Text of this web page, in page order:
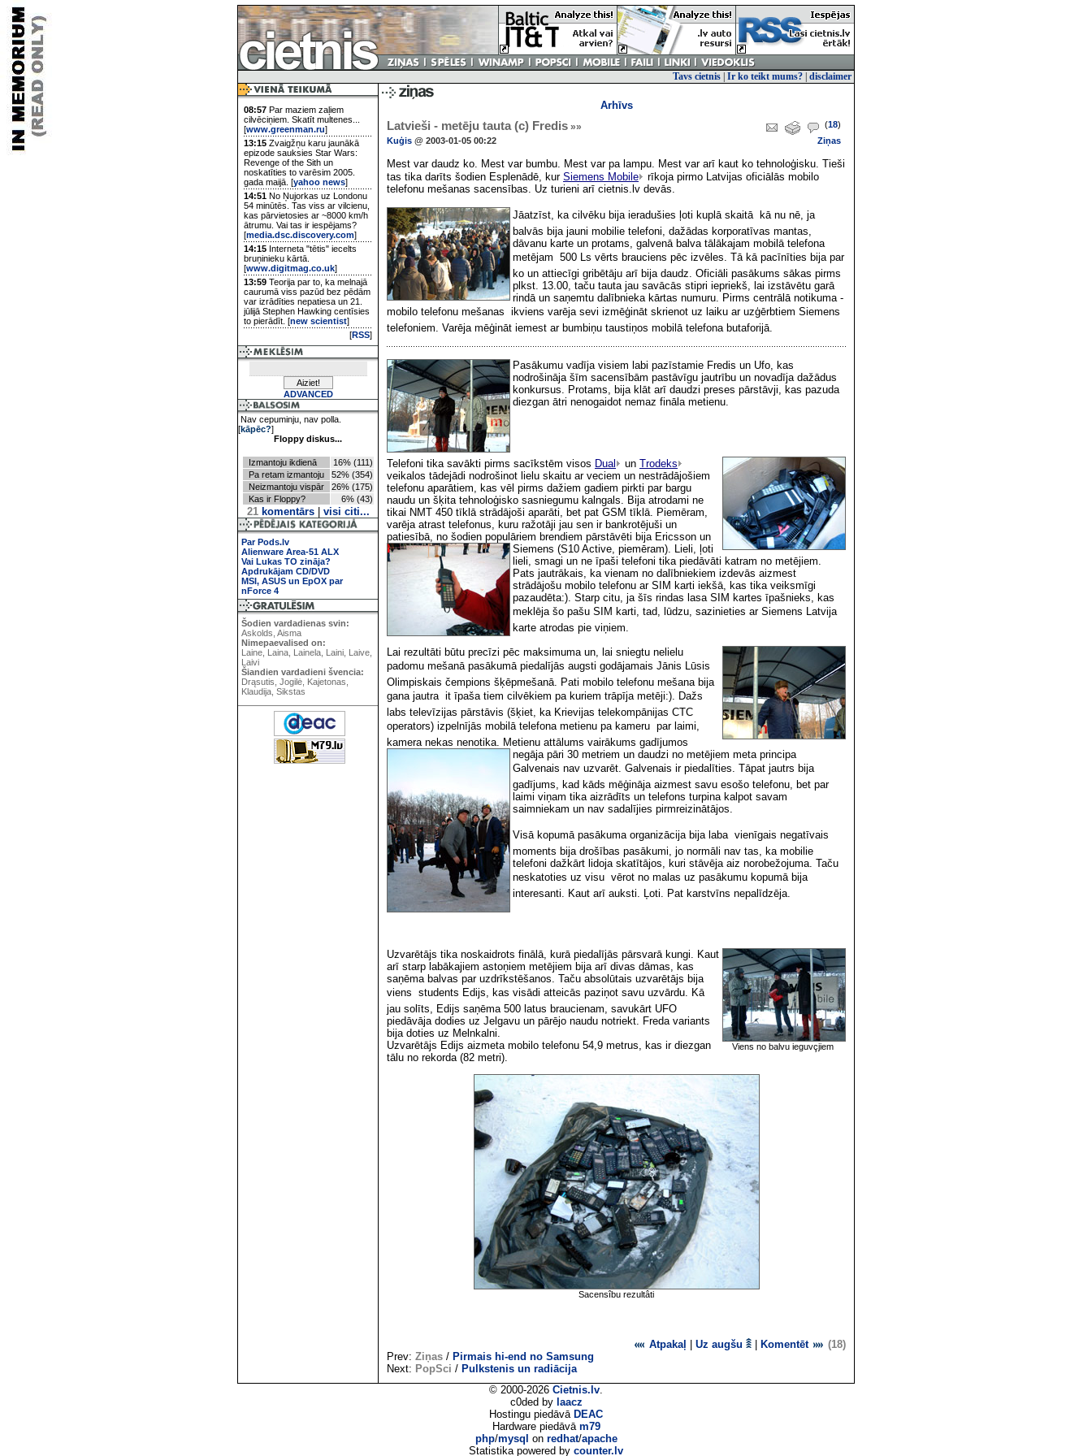
Tavs cietnis Ir ko teikt mums? disclaimer
08:57 Par maziem zaļiem
cilvēciņiem. Skatīt multenes...
[www.greenman.ru]
13:15 Zvaigžņu karu jaunākā
epizode sauksies Star Wars:
Revenge of the Sith un
noskatīties to varēsim 2005.
gada maijā. [yahoo news]
14:51 No Ņujorkas uz Londonu
54 minūtēs. Tas viss ar vilcienu,
kas pārvietosies ar ~8000 km/h
ātrumu. Vai tas ir iespējams?
[media.dsc.discovery.com]
14:15 Interneta "tētis" iecelts
bruņinieku kārtā.
[www.digitmag.co.uk]
13:59 Teorija par to, ka melnajā
caurumā viss pazūd bez pēdām
var izrādīties nepatiesa un 21.
jūlijā Stephen Hawking centīsies
to pierādīt. [new scientist]
[RSS]
ADVANCED
Nav cepuminju, nav polla.
[kāpēc?]
Floppy diskus...
Izmantoju ikdienā
16% (111)
Pa retam izmantoju
52% (354)
Neizmantoju vispār
26% (175)
Kas ir Floppy?
6% (43)
21komentārs| visi citi...
Par Pods.lv
Alienware Area-51 ALX
Vai Lukas TO zināja?
Apdrukājam CD/DVD
MSI, ASUS un EpOX par
nForce 4
Šodien vardadienas svin:
Askolds, Aisma
Nimepaevalised on:
Laine, Laina, Lainela, Laini, Laive,
Laivi
Šiandien vardadieni švencia:
Drąsutis, Jogilė, Kajetonas,
Klaudija, Sikstas
Arhīvs
Latvieši - metēju tauta (c) Fredis »» (18)
Kuģis @ 2003-01-05 00:22 Ziņas
Mest var daudz ko. Mest var bumbu. Mest var pa lampu. Mest var arī kaut ko tehnoloģisku. Tieši
tas tika darīts šodien Esplenādē, kur Siemens Mobile
rīkoja pirmo Latvijas oficiālās mobilo
telefonu mešanas sacensības. Uz turieni arī cietnis.lv devās.
Jāatzīst, ka cilvēku bija ieradušies ļoti kuplā skaitā  kā nu nē, ja
balvās bija jauni mobilie telefoni, dažādas korporatīvas mantas,
dāvanu karte un protams, galvenā balva tālākajam mobilā telefona
metējam  500 Ls vērts brauciens pēc izvēles. Tā kā pacīnīties bija par
ko un attiecīgi gribētāju arī bija daudz. Oficiāli pasākums sākas pirms
plkst. 13.00, taču tauta jau savācās stipri iepriekš, lai izstāvētu garā
rindā un saņemtu dalībnieka kārtas numuru. Pirms centrālā notikuma -
mobilo telefonu mešanas  ikviens varēja sevi izmēģināt skrienot uz laiku ar uzģērbtiem Siemens
telefoniem. Varēja mēģināt iemest ar bumbiņu taustiņos mobilā telefona butaforijā.
Pasākumu vadīja visiem labi pazīstamie Fredis un Ufo, kas
nodrošināja šīm sacensībām pastāvīgu jautrību un novadīja dažādus
konkursus. Protams, bija klāt arī daudzi preses pārstāvji, kas pazuda
diezgan ātri nenogaidot nemaz fināla metienu.
Telefoni tika savākti pirms sacīkstēm visos Dual un Trodeks
veikalos tādejādi nodrošinot lielu skaitu ar veciem un nestrādājošiem
telefonu aparātiem, kas vēl pirms dažiem gadiem pirkti par bargu
naudu un šķita tehnoloģisko sasniegumu kalngals. Bija atrodami ne
tikai NMT 450 tīklā strādājoši aparāti, bet pat GSM tīklā. Piemēram,
varēja atrast telefonus, kuru ražotāji jau sen ir bankrotējuši un
patiesībā, no šodien populāriem brendiem pārstāvēti bijaEricsson un
Siemens (S10 Active, piemēram). Lieli, ļoti
lieli, smagi un ne īpaši telefoni tika piedāvāti katram no metējiem.
Pats jautrākais, ka vienam no dalībniekiem izdevās aizmest
strādājošu mobilo telefonu ar SIM karti iekšā, kas tika veiksmīgi
pazaudēta:). Starp citu, ja šīs rindas lasa SIM kartes īpašnieks, kas
meklēja šo pašu SIM karti, tad, lūdzu, sazinieties ar Siemens Latvija 
karte atrodas pie viņiem.
Lai rezultāti būtu precīzi pēc maksimuma un, lai sniegtu nelielu
padomu mešanā pasākumā piedalījās augsti godājamais Jānis Lūsis 
Olimpiskais čempions šķēpmešanā. Pati mobilo telefonu mešana bija
gana jautra  it īpaša tiem cilvēkiem pa kuriem trāpīja metēji:). Dažs
labs televīzijas pārstāvis (šķiet, ka Krievijas telekompānijas CTC
operators) izpelnījās mobilā telefona metienu pa kameru  par laimi,
kamera nekas nenotika. Metienu attālums vairākums gadījumos
negāja pāri 30 metriem un daudzi no metējiem meta principa
Galvenais nav uzvarēt. Galvenais ir piedalīties. Tāpat jautrs bija
gadījums, kad kāds mēģināja aizmest savu esošo telefonu, bet par
laimi viņam tika aizrādīts un telefons turpina kalpot savam
saimniekam un nav sadalījies pirmreizinātājos.
Visā kopumā pasākuma organizācija bija laba  vienīgais negatīvais
moments bija drošības pasākumi, jo normāli nav tas, ka mobilie
telefoni dažkārt lidoja skatītājos, kuri stāvēja aiz norobežojuma. Taču
neskatoties uz visu  vērot no malas uz pasākumu kopumā bija
interesanti. Kaut arī auksti. Ļoti. Pat karstvīns nepalīdzēja.
Viens no balvu ieguvçjiem
Uzvarētājs tika noskaidrots finālā, kurā piedalījās pārsvarā kungi. Kaut
arī starp labākajiem astoņiem metējiem bija arī divas dāmas, kas
saņēma balvas par uzdrīkstēšanos. Taču absolūtais uzvarētājs bija
viens  students Edijs, kas visādi atteicās paziņot savu uzvārdu. Kā
jau solīts, Edijs saņēma 500 latus braucienam, savukārt UFO
piedāvāja dodies uz Jelgavu un pārējo naudu notriekt. Freda variants
bija doties uz Melnkalni.
Uzvarētājs Edijs aizmeta mobilo telefonu 54,9 metrus, kas ir diezgan
tālu no rekorda (82 metri).
Sacensîbu rezultâti
Atpakaļ | Uz augšu | Komentēt
(18)
Prev: Ziņas / Pirmais hi-end no Samsung
Next: PopSci / Pulkstenis un radiācija
© 2000-2026 Cietnis.lv.
c0ded by laacz
Hostingu piedāvā DEAC
Hardware piedāvā m79
php/mysql on redhat/apache
Statistika powered by counter.lv